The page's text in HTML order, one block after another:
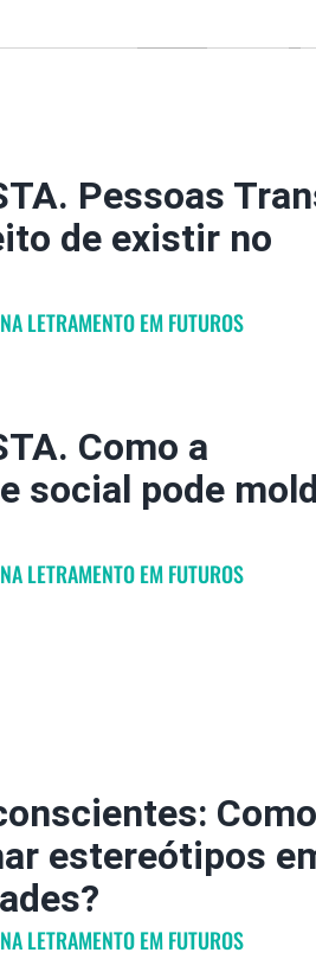
Pessoas
de existir no
LETRAMENTO EM FUTUROS
Como a
social pode
LETRAMENTO EM FUTUROS
Como
estereótipos
LETRAMENTO EM FUTUROS